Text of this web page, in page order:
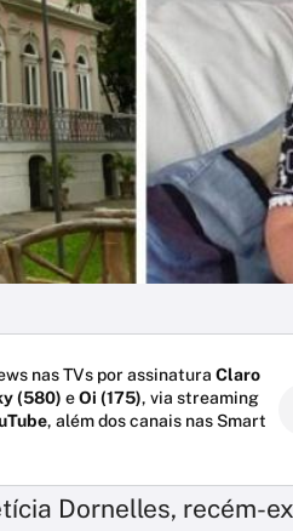
nas TVs por assinatura Claro
(580) eOi (175), via streaming
, além dos canais nas Smart
Dornelles, recém-